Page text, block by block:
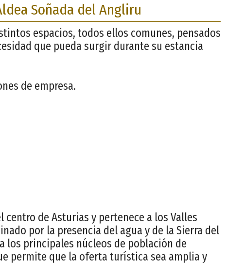
Soñada del Angliru
espacios, todos ellos comunes, pensados
que pueda surgir durante su estancia
de empresa.
centro de Asturias y pertenece a los Valles
por la presencia del agua y de la Sierra del
los principales núcleos de población de
permite que la oferta turística sea amplia y